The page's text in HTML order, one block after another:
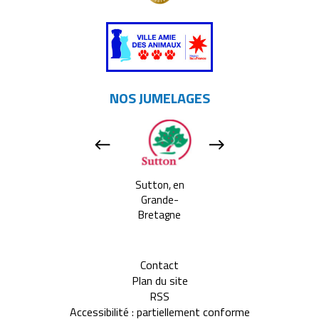
NOS JUMELAGES
Sutton, en
Grande-
Bretagne
Contact
Plan du site
RSS
Accessibilité : partiellement conforme